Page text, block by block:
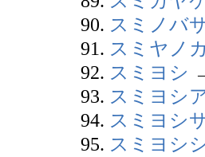
90. スミノバ
91. スミヤノ
92. スミヨシ
93. スミヨシ
94. スミヨシ
95. スミヨシ